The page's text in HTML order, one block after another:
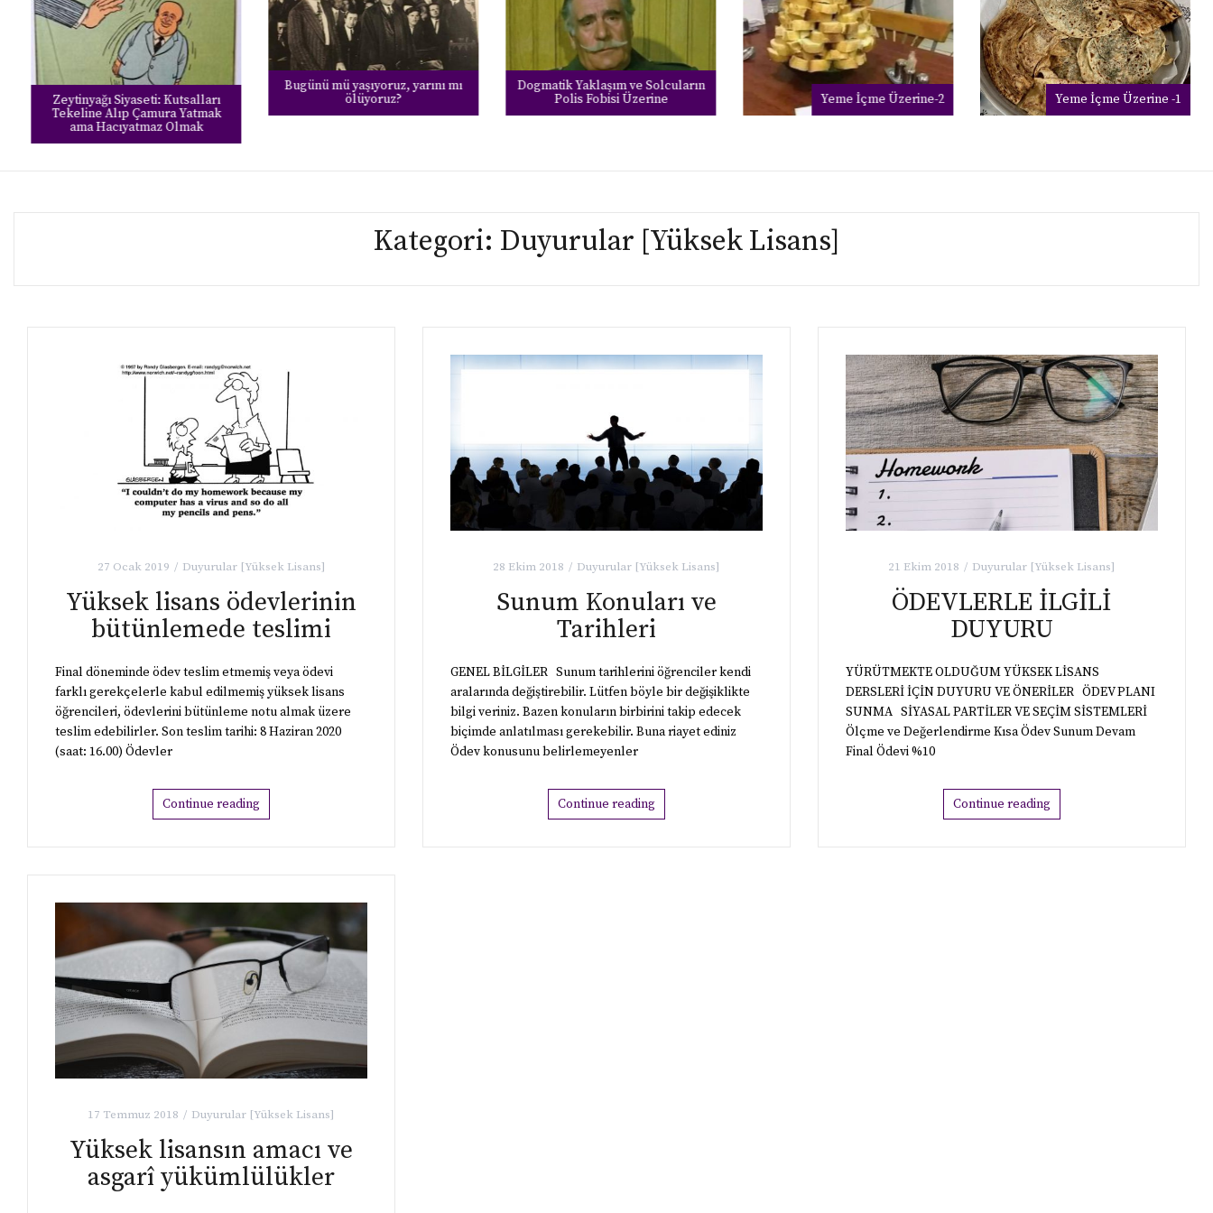
Zeytinyağı Siyaseti: Kutsalları
Tekeline Alıp Çamura Yatmak
ama Hacıyatmaz Olmak
Bugünü mü yaşıyoruz, yarını mı
ölüyoruz?
Dogmatik Yaklaşım ve Solcuların
Polis Fobisi Üzerine
Yeme İçme Üzerine-2 Yeme İçme Üzerine -1
Kategori: Duyurular [Yüksek Lisans]
27 Ocak 2019 Duyurular [Yüksek Lisans]
Yüksek lisans ödevlerinin
bütünlemede teslimi
Final döneminde ödev teslim etmemiş veya ödevi
farklı gerekçelerle kabul edilmemiş yüksek lisans
öğrencileri, ödevlerini bütünleme notu almak üzere
teslim edebilirler. Son teslim tarihi: 8 Haziran 2020
(saat: 16.00) Ödevler
Continue reading
28 Ekim 2018 Duyurular [Yüksek Lisans]
Sunum Konuları ve
Tarihleri
GENEL BİLGİLER Sunum tarihlerini öğrenciler kendi
aralarında değiştirebilir. Lütfen böyle bir değişiklikte
bilgi veriniz. Bazen konuların birbirini takip edecek
biçimde anlatılması gerekebilir. Buna riayet ediniz
Ödev konusunu belirlemeyenler
Continue reading
21 Ekim 2018 Duyurular [Yüksek Lisans]
ÖDEVLERLE İLGİLİ
DUYURU
YÜRÜTMEKTE OLDUĞUM YÜKSEK LİSANS
DERSLERİ İÇİN DUYURU VE ÖNERİLER ÖDEV PLANI
SUNMA SİYASAL PARTİLER VE SEÇİM SİSTEMLERİ
Ölçme ve Değerlendirme Kısa Ödev Sunum Devam
Final Ödevi %10
Continue reading
17 Temmuz 2018 Duyurular [Yüksek Lisans]
Yüksek lisansın amacı ve
asgarî yükümlülükler